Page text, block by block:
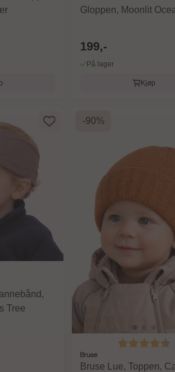
Gloppen, Moonlit
199,-
På lager
Kjøp
Tree
-90%
Karakter:
Bruse
Bruse Lue, Toppen,